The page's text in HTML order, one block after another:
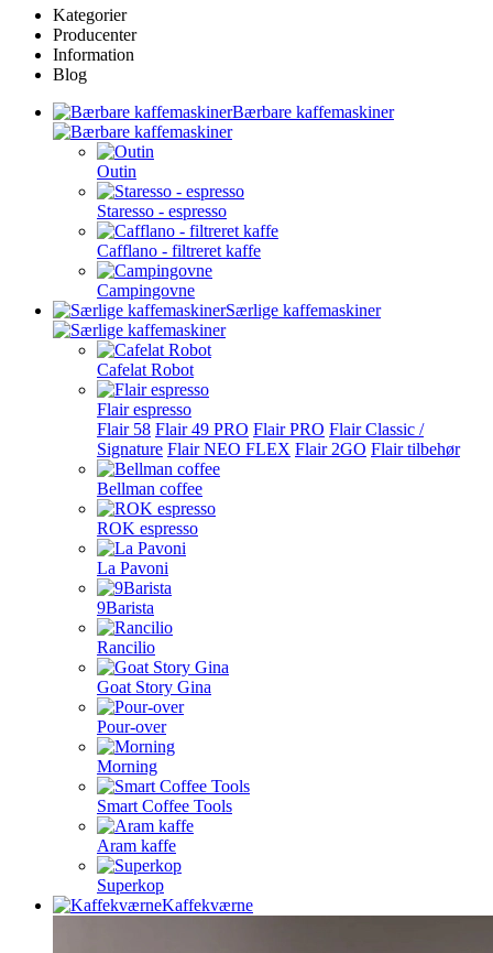
Kategorier
Producenter
Information
Blog
Bærbare kaffemaskiner
Outin
Staresso - espresso
Cafflano - filtreret kaffe
Campingovne
Særlige kaffemaskiner
Cafelat Robot
Flair espresso
Flair 58 Flair 49 PRO Flair PRO Flair Classic /
Signature Flair NEO FLEX Flair 2GO Flair tilbehør
Bellman coffee
ROK espresso
La Pavoni
9Barista
Rancilio
Goat Story Gina
Pour-over
Morning
Smart Coffee Tools
Aram kaffe
Superkop
Kaffekværne